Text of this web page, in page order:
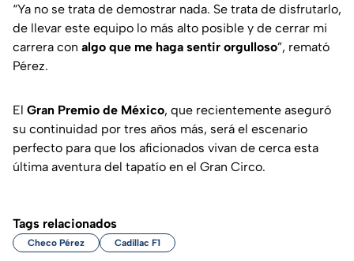
“Ya no se trata de demostrar nada. Se trata de disfrutarlo,
de llevar este equipo lo más alto posible y de cerrar mi
carrera con algo que me haga sentir orgulloso”, remató
Pérez.
El Gran Premio de México, que recientemente aseguró
su continuidad por tres años más, será el escenario
perfecto para que los aficionados vivan de cerca esta
última aventura del tapatío en el Gran Circo.
Tags relacionados
Checo Pérez Cadillac F1